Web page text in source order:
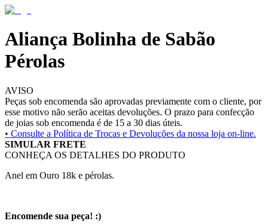
Aliança Bolinha de Sabão
Pérolas
AVISO
Peças sob encomenda são aprovadas previamente com o cliente, por
esse motivo não serão aceitas devoluções. O prazo para confecção
de joias sob encomenda é de 15 a 30 dias úteis.
• Consulte a Política de Trocas e Devoluções da nossa loja on-line.
SIMULAR FRETE
CONHEÇA OS DETALHES DO PRODUTO
Anel em Ouro 18k e pérolas.
Encomende sua peça! :)